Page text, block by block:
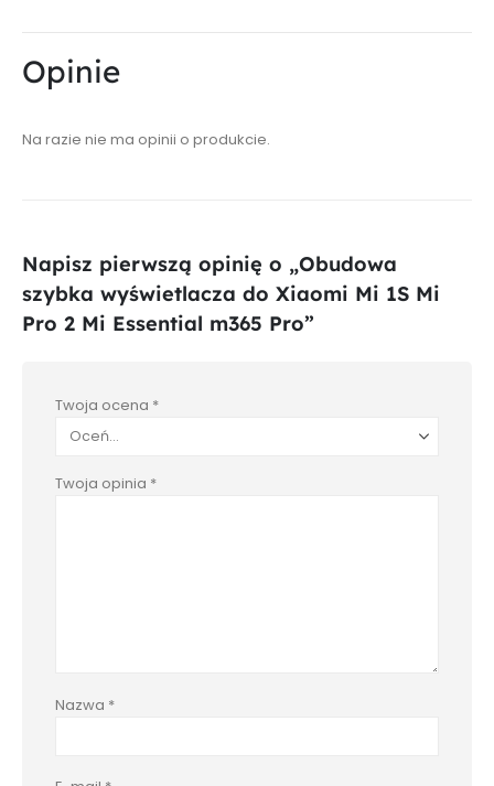
Opinie
Na razie nie ma opinii o produkcie.
Napisz pierwszą opinię o „Obudowa
szybka wyświetlacza do Xiaomi Mi 1S Mi
Pro 2 Mi Essential m365 Pro”
Twoja ocena *
Twoja opinia *
Nazwa *